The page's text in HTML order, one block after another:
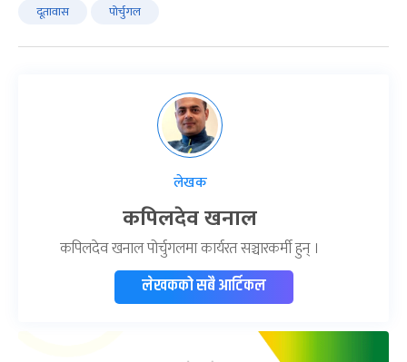
दूतावास पोर्चुगल
लेखक
कपिलदेव खनाल
कपिलदेव खनाल पोर्चुगलमा कार्यरत सञ्चारकर्मी हुन् ।
लेखकको सबै आर्टिकल